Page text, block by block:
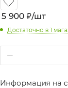
5 900 ₽/шт
Достаточно в 1
Информация на